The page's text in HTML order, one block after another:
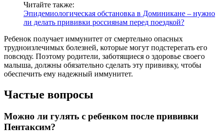
Читайте также:
Эпидемиологическая обстановка в Доминикане – нужно
ли делать прививки россиянам перед поездкой?
Ребенок получает иммунитет от смертельно опасных
трудноизлечимых болезней, которые могут подстерегать его
повсюду. Поэтому родители, заботящиеся о здоровье своего
малыша, должны обязательно сделать эту прививку, чтобы
обеспечить ему надежный иммунитет.
Частые вопросы
Можно ли гулять с ребенком после прививки
Пентаксим?